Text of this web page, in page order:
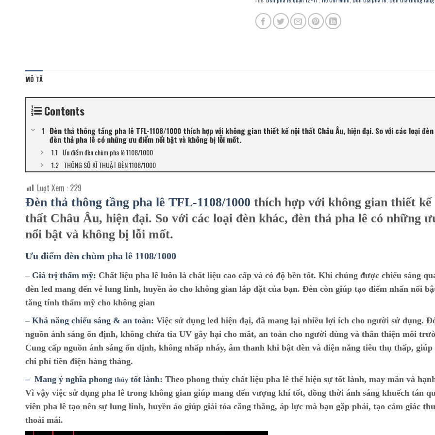
MÔ TẢ
Contents
Đèn thả thông tầng pha lê TFL-1108/1000 thích hợp với không gian thiết kế nội thất Châu Âu, hiện đại. So với các loại
đèn thả pha lê có những ưu điểm nổi bật và không bị lỗi mốt.
Ưu điểm đèn chùm pha lê 1108/1000
THÔNG SỐ KĨ THUẬT ĐÈN 1108/1000
Lượt Xem : 229
Đèn thả thông tầng pha lê TFL-1108/1000 thích hợp với không gian thiết kế
thất Châu Âu, hiện đại. So với các loại đèn khác, đèn thả pha lê có những
nổi bật và không bị lỗi mốt.
Ưu điểm đèn chùm pha lê 1108/1000
– Giá trị thẩm mỹ: Chất liệu pha lê luôn là chất liệu cao cấp và có độ bền tốt. Khi chúng được chiếu sáng
đèn led mang đến vẻ lung linh, huyền ảo cho không gian lắp đặt của bạn. Đèn còn giúp tạo điểm nhấn nổi
tăng tính thẩm mỹ cho không gian
– Khả năng chiếu sáng & an toàn: Việc sử dụng led hiện đại, đã mang lại nhiều lợi ích cho người sử dụng.
nguồn ánh sáng ổn định, không chứa tia UV gây hại cho mắt, an toàn cho người dùng và thân thiện môi
Cung cấp nguồn ánh sáng ổn định, không nhấp nháy, âm thanh khi bật đèn và điện năng tiêu thụ thấp,
chi phí tiền điện hàng tháng.
– Mang ý nghĩa phong thủy tốt lành: Theo phong thủy chất liệu pha lê thể hiện sự tốt lành, may mắn và
Vì vậy việc sử dụng pha lê trong không gian giúp mang đến vượng khí tốt, đồng thời ánh sáng khuếch tán
viên pha lê tạo nên sự lung linh, huyền ảo giúp giải tỏa căng thẳng, áp lực mà bạn gặp phải, tạo cảm giác
thoải mái.